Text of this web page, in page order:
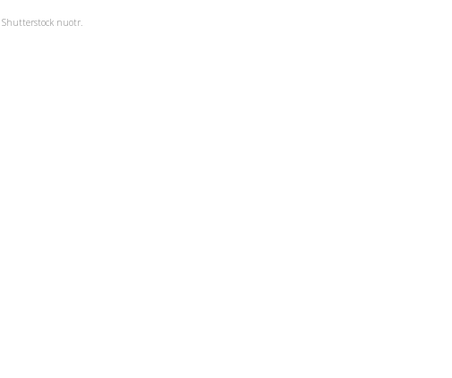
Shutterstock nuotr.